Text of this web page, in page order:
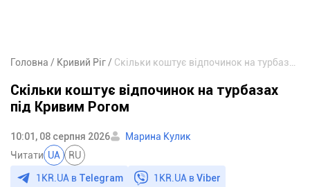
Головна Кривий Ріг
Скільки коштує відпочинок на турбазах
під Кривим Рогом
10:01, 08 серпня 2026
Марина Кулик
Читати UA RU
1KR.UA в Telegram 1KR.UA вViber